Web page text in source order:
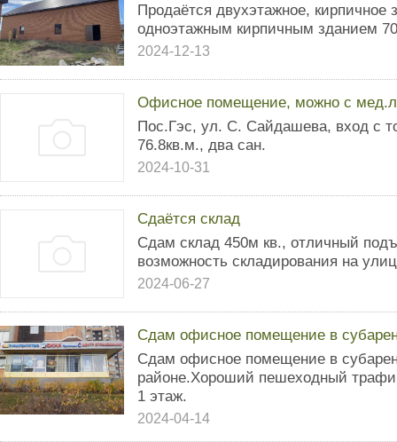
Продаётся двухэтажное,
одноэтажным кирпичным зданием
2024-12-13
Офисное помещение, можно с
Пос.Гэс, ул. С. Сайдашева, вход с
76.8кв.м., два сан.
2024-10-31
Сдаётся склад
Сдам склад 450м кв., отличный
возможность складирования на
2024-06-27
Сдам офисное помещение в
Сдам офисное помещение в
районе.Хороший пешеходный
1 этаж.
2024-04-14